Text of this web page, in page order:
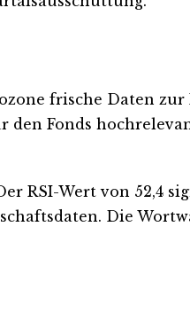
frische Daten
Fonds
RSI-Wert von 52,4
Die